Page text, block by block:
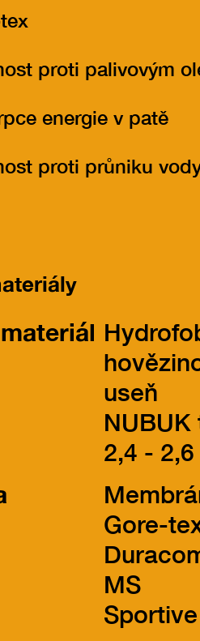
proti palivovým
energie v patě
proti průniku
useň
NUBUK
2,4 - 2,6
Gore-
MS
Sportive